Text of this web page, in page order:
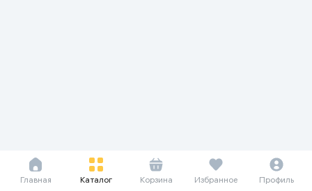
Главная Каталог Корзина Избранное Профиль